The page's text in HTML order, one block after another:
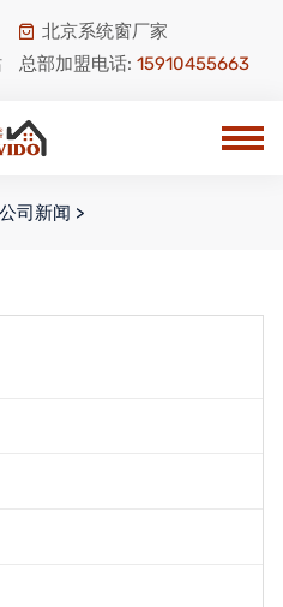
北京系统窗厂家
总部加盟电话: 15910455663
公司新闻 >